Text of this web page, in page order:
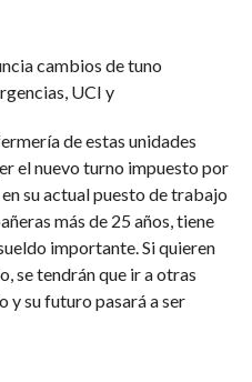
cambios de tuno
UCI y
de estas unidades
el nuevo turno impuesto por
su actual puesto de trabajo
más de 25 años, tiene
importante. Si quieren
se tendrán que ir a otras
y su futuro pasará a ser